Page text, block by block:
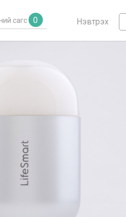
сагс 0 Нэвтрэх